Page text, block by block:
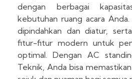
dengan berbagai
kebutuhan ruang acara
dipindahkan dan diatur,
fitur-fitur modern untuk
optimal. Dengan AC
Teknik, Anda bisa